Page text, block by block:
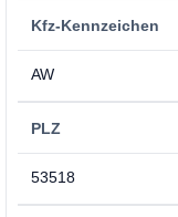
Kfz-Kennzeichen
AW
PLZ
53518